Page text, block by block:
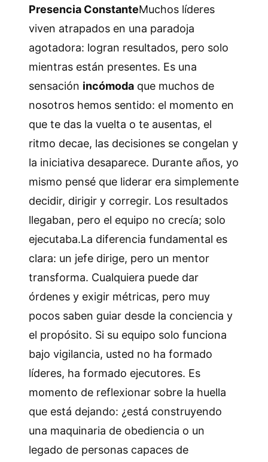
Presencia ConstanteMuchos líderes
viven atrapados en una paradoja
agotadora: logran resultados, pero solo
mientras están presentes. Es una
sensación incómoda que muchos de
nosotros hemos sentido: el momento en
que te das la vuelta o te ausentas, el
ritmo decae, las decisiones se congelan y
la iniciativa desaparece. Durante años, yo
mismo pensé que liderar era simplemente
decidir, dirigir y corregir. Los resultados
llegaban, pero el equipo no crecía; solo
ejecutaba.La diferencia fundamental es
clara: un jefe dirige, pero un mentor
transforma. Cualquiera puede dar
órdenes y exigir métricas, pero muy
pocos saben guiar desde la conciencia y
el propósito. Si su equipo solo funciona
bajo vigilancia, usted no ha formado
líderes, ha formado ejecutores. Es
momento de reflexionar sobre la huella
que está dejando: ¿está construyendo
una maquinaria de obediencia o un
legado de personas capaces de